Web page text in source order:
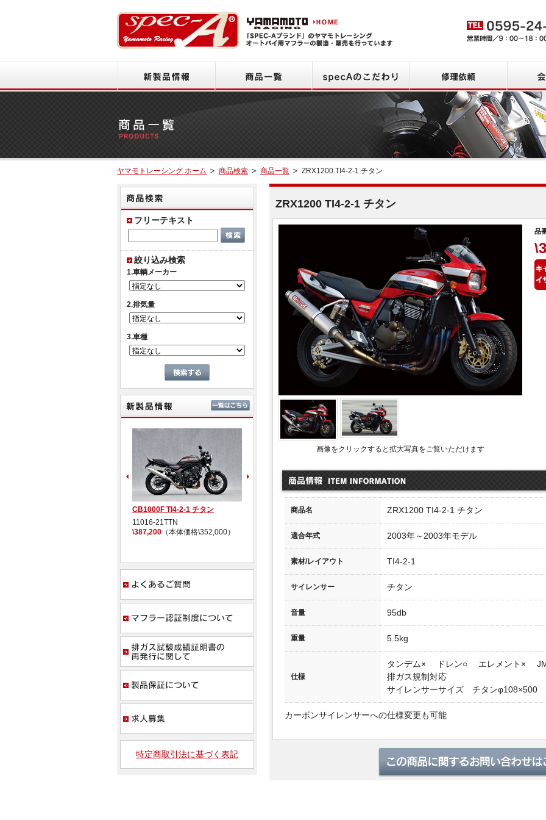
ヤマモトレーシング ホーム 商品検索 商品一覧 ZRX1200 TI4-2-1 チタン
ZRX1200 TI4-2-1 チタン
画像をクリックすると拡大写真をご覧いただけます
品
商品名 ZRX1200 TI4-2-1 チタン
適合年式 2003年～2003年モデル
素材/レイアウト TI4-2-1
サイレンサー チタン
音量 95db
重量 5.5kg
仕様
タンデム× ドレン○ エレメント×
排ガス規制対応
サイレンサーサイズ チタンφ108×500
カーボンサイレンサーへの仕様変更も可能
フリーテキスト
絞り込み検索
1.車輌メーカー
2.排気量
3.車種
CB1000F TI4-2-1 チタン
11016-21TTN
\387,200 （本体価格\352,000）
SPEC-Aリアスタンド Vフックタ
00026-01
\110,000（本体価格\100,000）
CB1000F セパレートハンドル
00027-01
\55,000
（本体価格\50,000）
よくあるご質問
マフラー認証制度について
排ガス試験成績証明書の再発行に関して
製品保証について
特定商取引法に基づく表記